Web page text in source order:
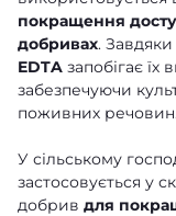
покращення
добривах. Завдяки
EDTA запобігає
забезпечуючи
поживних
У сільському
застосовується у
добрив для